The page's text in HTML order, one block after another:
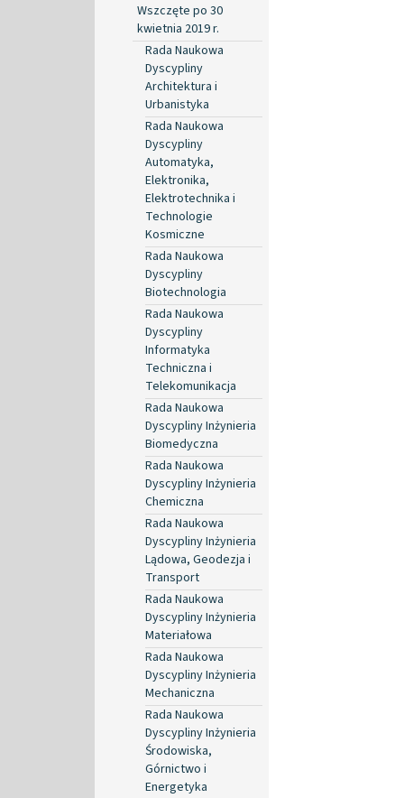
Wszczęte po 30
kwietnia 2019 r.
Rada Naukowa
Dyscypliny
Architektura i
Urbanistyka
Rada Naukowa
Dyscypliny
Automatyka,
Elektronika,
Elektrotechnika i
Technologie
Kosmiczne
Rada Naukowa
Dyscypliny
Biotechnologia
Rada Naukowa
Dyscypliny
Informatyka
Techniczna i
Telekomunikacja
Rada Naukowa
Dyscypliny Inżynieria
Biomedyczna
Rada Naukowa
Dyscypliny Inżynieria
Chemiczna
Rada Naukowa
Dyscypliny Inżynieria
Lądowa, Geodezja i
Transport
Rada Naukowa
Dyscypliny Inżynieria
Materiałowa
Rada Naukowa
Dyscypliny Inżynieria
Mechaniczna
Rada Naukowa
Dyscypliny Inżynieria
Środowiska,
Górnictwo i
Energetyka